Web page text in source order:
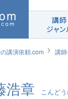
講師
ジャン
講演依頼.com 講
浩章 こんど